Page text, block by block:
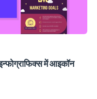
में आइकॉन